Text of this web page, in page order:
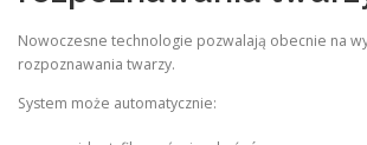
Nowoczesne technologie pozwalają obecnie na
rozpoznawania twarzy.
System może automatycznie: